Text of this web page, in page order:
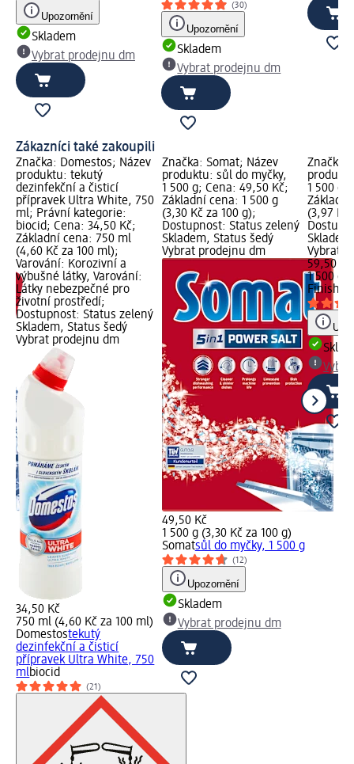
Upozornění
Skladem
Vybrat prodejnu dm
(30)
Upozornění
Skladem
Vybrat prodejnu dm
Zákazníci také zakoupili
Značka: Domestos; Název
produktu: tekutý
dezinfekční a čisticí
přípravek Ultra White, 750
ml; Právní kategorie:
biocid; Cena: 34,50 Kč;
Základní cena: 750 ml
(4,60 Kč za 100 ml);
Varování: Korozivní a
výbušné látky, Varování:
Látky nebezpečné pro
životní prostředí;
Dostupnost: Status zelený
Skladem, Status šedý
Vybrat prodejnu dm
34,50 Kč
750 ml (4,60 Kč za 100 ml)
Domestostekutý
dezinfekční a čisticí
přípravek Ultra White, 750
mlbiocid
(21)
Značka: Somat; Název
produktu: sůl do myčky,
1 500 g; Cena: 49,50 Kč;
Základní cena: 1 500 g
(3,30 Kč za 100 g);
Dostupnost: Status zelený
Skladem, Status šedý
Vybrat prodejnu dm
49,50 Kč
1 500 g (3,30 Kč za 100 g)
Somatsůl do myčky, 1 500 g
(12)
Upozornění
Skladem
Vybrat prodejnu dm
Značka:
1 500 g;
Základní
(3,97 Kč
Vybrat
59,50 Kč
1 500 g
Finish